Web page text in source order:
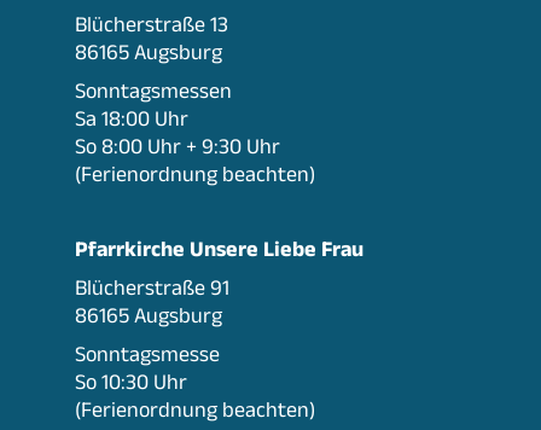
Blücherstraße 13
86165 Augsburg
Sonntagsmessen
Sa 18:00 Uhr
So 8:00 Uhr + 9:30 Uhr
(Ferienordnung beachten)
Pfarrkirche Unsere Liebe Frau
Blücherstraße 91
86165 Augsburg
Sonntagsmesse
So 10:30 Uhr
(Ferienordnung beachten)